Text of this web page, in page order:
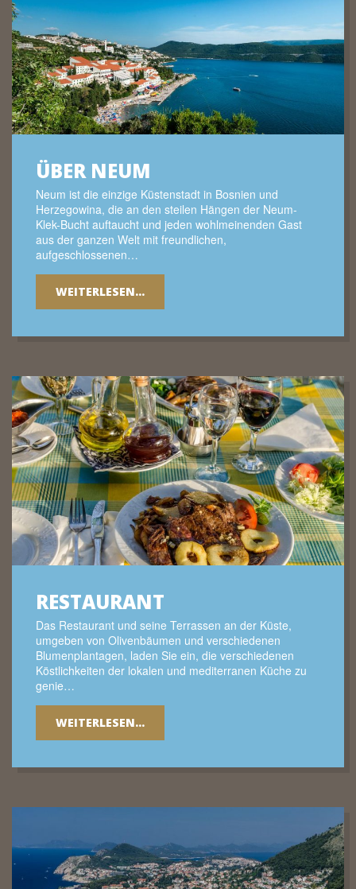
ÜBER NEUM
Neum ist die einzige Küstenstadt in Bosnien und
Herzegowina, die an den steilen Hängen der Neum-
Klek-Bucht auftaucht und jeden wohlmeinenden Gast
aus der ganzen Welt mit freundlichen,
aufgeschlossenen…
WEITERLESEN...
RESTAURANT
Das Restaurant und seine Terrassen an der Küste,
umgeben von Olivenbäumen und verschiedenen
Blumenplantagen, laden Sie ein, die verschiedenen
Köstlichkeiten der lokalen und mediterranen Küche zu
genie…
WEITERLESEN...